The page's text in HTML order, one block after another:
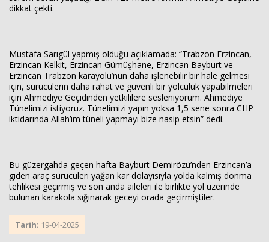
dikkat çekti.
Mustafa Sarıgül yapmış olduğu açıklamada: “Trabzon Erzincan,
Erzincan Kelkit, Erzincan Gümüşhane, Erzincan Bayburt ve
Erzincan Trabzon karayolu’nun daha işlenebilir bir hale gelmesi
için, sürücülerin daha rahat ve güvenli bir yolculuk yapabilmeleri
için Ahmediye Geçidinden yetkililere sesleniyorum. Ahmediye
Tünelimizi istiyoruz. Tünelimizi yapın yoksa 1,5 sene sonra CHP
iktidarında Allah’ım tüneli yapmayı bize nasip etsin” dedi.
Bu güzergahda geçen hafta Bayburt Demirözü’nden Erzincan’a
giden araç sürücüleri yağan kar dolayısıyla yolda kalmış donma
tehlikesi geçirmiş ve son anda aileleri ile birlikte yol üzerinde
bulunan karakola sığınarak geceyi orada geçirmiştiler.
Tarih: 19-04-2025
Haberin Doğru Adresi.